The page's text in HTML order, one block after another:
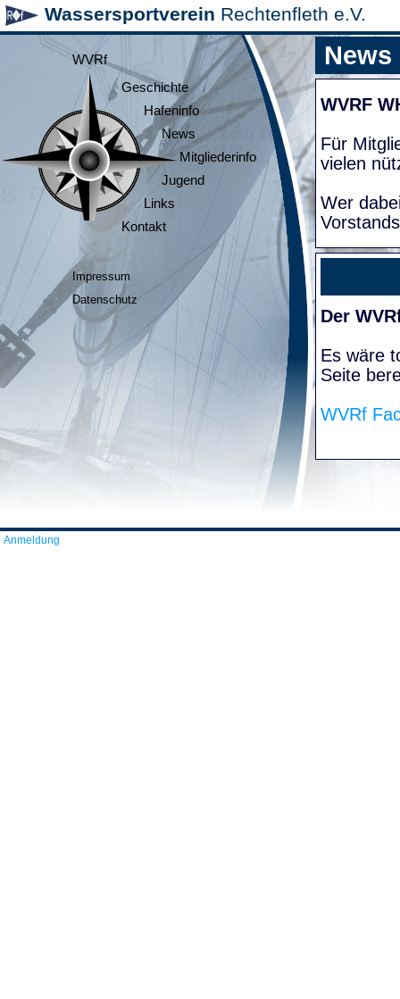
Wassersportverein Rechtenfleth e.V.
WVRf
Geschichte
Hafeninfo
News
Mitgliederinfo
Jugend
Links
Kontakt
Impressum
Datenschutz
News
WVRF
Für
vielen
Wer
Der
Es wäre
Seite
WVRf
Anmeldung